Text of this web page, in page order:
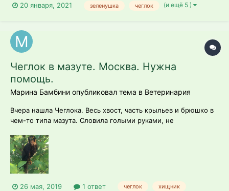
пеночки поспорили, кто из них храбрее. Персонажи:
20 января, 2021 зеленушка чеглок (и ещё 5 )
Чеглок в мазуте. Москва. Нужна
помощь.
Марина Бамбини опубликовал тема в Ветеринария
Вчера нашла Чеглока. Весь хвост, часть крыльев и брюшко в
чем-то типа мазута. Словила голыми руками, не
процентов 10 наверное, не больше. Все перья липкие.
Кормила, поила, дала активированный уголь. Сегодня о...
26 мая, 2019 1 ответ чеглок хищник